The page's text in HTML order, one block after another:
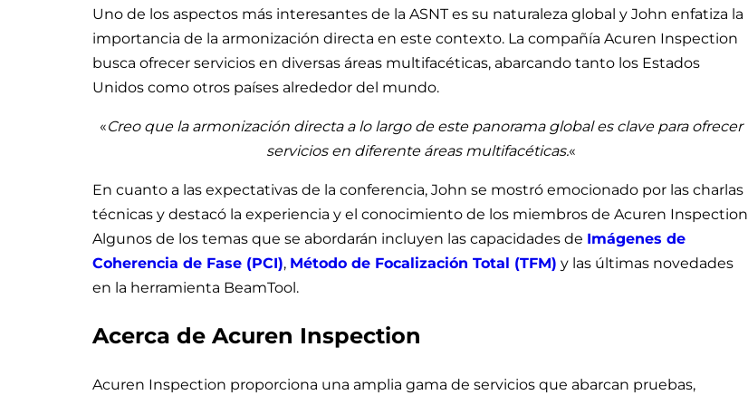
Uno de los aspectos más interesantes de la ASNT es su naturaleza global y John enfatiza la
importancia de la armonización directa en este contexto. La compañía Acuren Inspection
busca ofrecer servicios en diversas áreas multifacéticas, abarcando tanto los Estados
Unidos como otros países alrededor del mundo.
«Creo que la armonización directa a lo largo de este panorama global es clave para ofrecer
servicios en diferente áreas multifacéticas.«
En cuanto a las expectativas de la conferencia, John se mostró emocionado por las charlas
técnicas y destacó la experiencia y el conocimiento de los miembros de Acuren Inspection
Algunos de los temas que se abordarán incluyen las capacidades de Imágenes de
Coherencia de Fase (PCI), Método de Focalización Total (TFM) y las últimas novedades
en la herramienta BeamTool.
Acerca de Acuren Inspection
Acuren Inspection proporciona una amplia gama de servicios que abarcan pruebas,